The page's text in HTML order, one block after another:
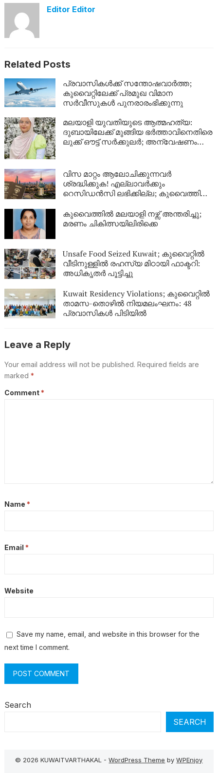
Editor Editor
Related Posts
പ്രവാസികൾക്ക് സന്തോഷവാർത്ത;
കുവൈറ്റിലേക്ക് പ്രമുഖ വിമാന
സർവീസുകൾ പുനരാരംഭിക്കുന്നു
മലയാളി യുവതിയുടെ ആത്മഹത്യ:
ദുബായിലേക്ക് മുങ്ങിയ ഭർത്താവിനെതിരെ
ലുക്ക് ഔട്ട് സർക്കുലർ; അന്വേഷണം
വിസ മാറ്റം ആലോചിക്കുന്നവർ
ശ്രദ്ധിക്കുക! എല്ലാവർക്കും
റെസിഡൻസി ലഭിക്കില്ല; കുവൈത്തിന്റെ
കുവൈത്തിൽ മലയാളി നഴ്സ് അന്തരിച്ചു;
മരണം ചികിത്സയിലിരിക്കെ
Unsafe Food Seized Kuwait; കുവൈറ്റിൽ
വീടിനുള്ളിൽ രഹസ്യ മിഠായി ഫാക്ടറി:
അധികൃതർ പൂട്ടിച്ചു
Kuwait Residency Violations; കുവൈറ്റിൽ
താമസ-തൊഴിൽ നിയമലംഘനം: 48
പ്രവാസികൾ പിടിയിൽ
Leave a Reply
Your email address will not be published. Required fields are
marked *
Comment *
Name *
Email *
Website
Save my name, email, and website in this browser for the
next time I comment.
Search
SEARCH
© 2026 KUWAITVARTHAKAL -WordPress Theme byWPEnjoy